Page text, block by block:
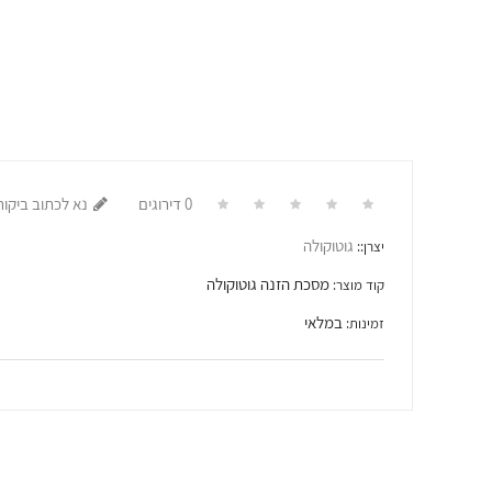
0 דירוגים נא לכתוב
יצרן:: גוטוקולה
קוד מוצר: מסכת הזנה גוטוקולה
זמינות: במלאי